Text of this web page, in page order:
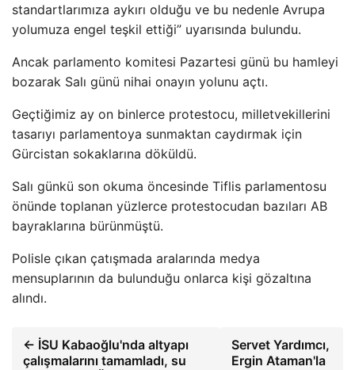
standartlarımıza aykırı olduğu ve bu nedenle Avrupa
yolumuza engel teşkil ettiği” uyarısında bulundu.
Ancak parlamento komitesi Pazartesi günü bu hamleyi
bozarak Salı günü nihai onayın yolunu açtı.
Geçtiğimiz ay on binlerce protestocu, milletvekillerini
tasarıyı parlamentoya sunmaktan caydırmak için
Gürcistan sokaklarına döküldü.
Salı günkü son okuma öncesinde Tiflis parlamentosu
önünde toplanan yüzlerce protestocudan bazıları AB
bayraklarına bürünmüştü.
Polisle çıkan çatışmada aralarında medya
mensuplarının da bulunduğu onlarca kişi gözaltına
alındı.
← İSU Kabaoğlu'nda altyapı
çalışmalarını tamamladı, su
Servet Yardımcı,
Ergin Ataman'la